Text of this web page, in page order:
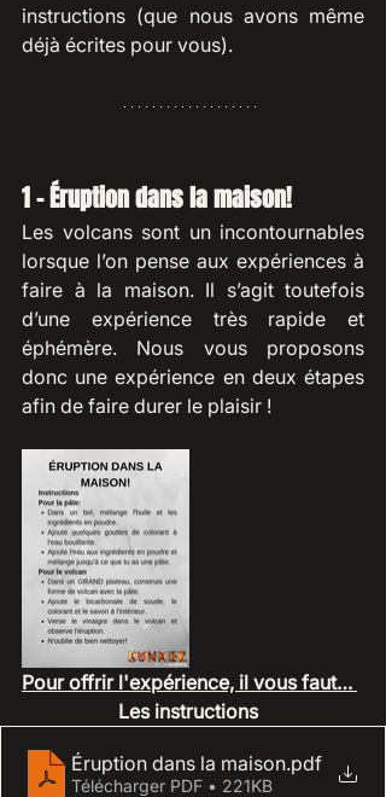
instructions (que nous avons même
déjà écrites pour vous).
1 - Éruption dans la maison!
Les volcans sont un incontournables
lorsque l’on pense aux expériences à
faire à la maison. Il s’agit toutefois
d’une expérience très rapide et
éphémère. Nous vous proposons
donc une expérience en deux étapes
afin de faire durer le plaisir !
Pour offrir l'expérience, il vous faut…
Les instructions
Éruption dans la maison.pdf
Télécharger PDF • 221KB